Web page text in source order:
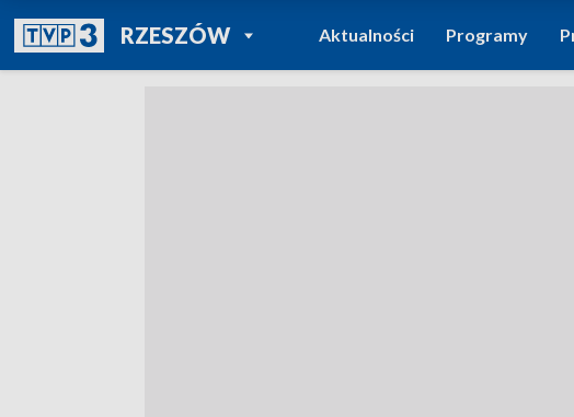
RZESZÓWPOWRÓT DO
TVP REGIONY
Aktualności Programy